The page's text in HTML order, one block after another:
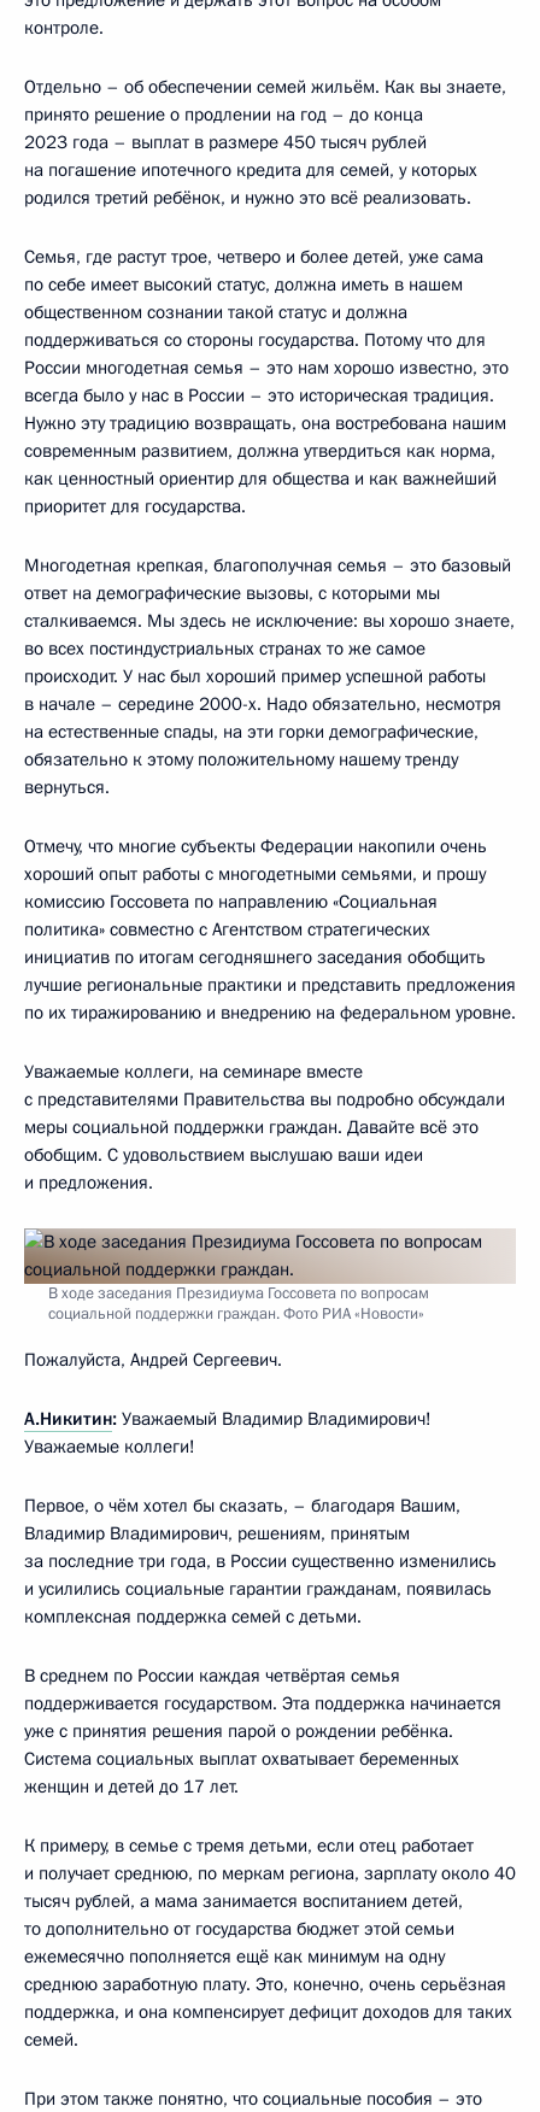
контроле.
Отдельно – об обеспечении семей жильём. Как вы знаете,
принято решение о продлении на год – до конца
2023 года – выплат в размере 450 тысяч рублей
на погашение ипотечного кредита для семей, у которых
родился третий ребёнок, и нужно это всё реализовать.
Семья, где растут трое, четверо и более детей, уже сама
по себе имеет высокий статус, должна иметь в нашем
общественном сознании такой статус и должна
поддерживаться со стороны государства. Потому что для
России многодетная семья – это нам хорошо известно, это
всегда было у нас в России – это историческая традиция.
Нужно эту традицию возвращать, она востребована нашим
современным развитием, должна утвердиться как норма,
как ценностный ориентир для общества и как важнейший
приоритет для государства.
Многодетная крепкая, благополучная семья – это базовый
ответ на демографические вызовы, с которыми мы
сталкиваемся. Мы здесь не исключение: вы хорошо знаете,
во всех постиндустриальных странах то же самое
происходит. У нас был хороший пример успешной работы
в начале – середине 2000-х. Надо обязательно, несмотря
на естественные спады, на эти горки демографические,
обязательно к этому положительному нашему тренду
вернуться.
Отмечу, что многие субъекты Федерации накопили очень
хороший опыт работы с многодетными семьями, и прошу
комиссию Госсовета по направлению «Социальная
политика» совместно с Агентством стратегических
инициатив по итогам сегодняшнего заседания обобщить
лучшие региональные практики и представить предложения
по их тиражированию и внедрению на федеральном уровне.
Уважаемые коллеги, на семинаре вместе
с представителями Правительства вы подробно обсуждали
меры социальной поддержки граждан. Давайте всё это
обобщим. С удовольствием выслушаю ваши идеи
и предложения.
В ходе заседания Президиума Госсовета по вопросам
социальной поддержки граждан. Фото РИА «Новости»
Пожалуйста, Андрей Сергеевич.
А.Никитин: Уважаемый Владимир Владимирович!
Уважаемые коллеги!
Первое, о чём хотел бы сказать, – благодаря Вашим,
Владимир Владимирович, решениям, принятым
за последние три года, в России существенно изменились
и усилились социальные гарантии гражданам, появилась
комплексная поддержка семей с детьми.
В среднем по России каждая четвёртая семья
поддерживается государством. Эта поддержка начинается
уже с принятия решения парой о рождении ребёнка.
Система социальных выплат охватывает беременных
женщин и детей до 17 лет.
К примеру, в семье с тремя детьми, если отец работает
и получает среднюю, по меркам региона, зарплату около 40
тысяч рублей, а мама занимается воспитанием детей,
то дополнительно от государства бюджет этой семьи
ежемесячно пополняется ещё как минимум на одну
среднюю заработную плату. Это, конечно, очень серьёзная
поддержка, и она компенсирует дефицит доходов для таких
семей.
При этом также понятно, что социальные пособия – это